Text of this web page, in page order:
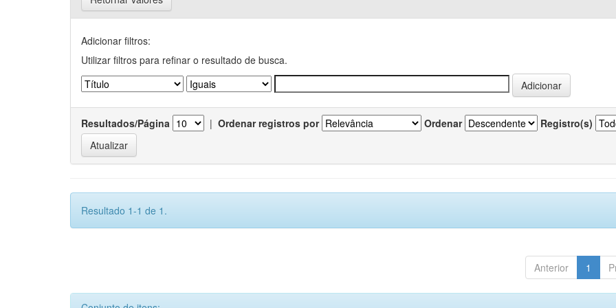
Adicionar filtros:
Utilizar filtros para refinar o resultado de busca.
Resultados/Página | Ordenar registros por Ordenar Registro(s)
Resultado 1-1 de 1.
Anterior 1